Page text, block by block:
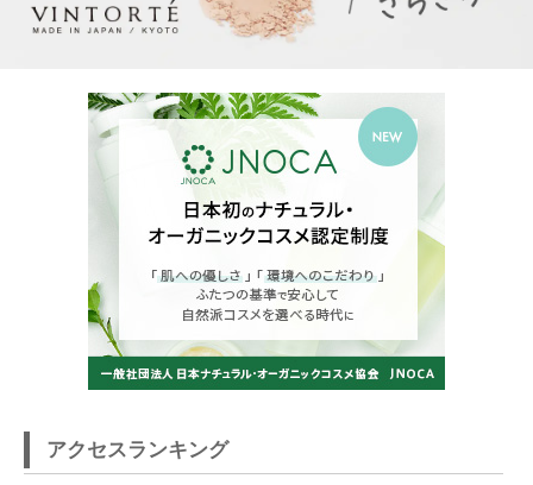
アクセスランキング